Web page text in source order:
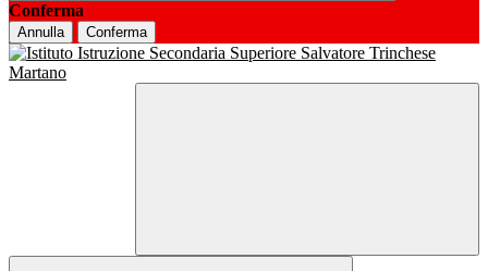
Conferma
Annulla Conferma